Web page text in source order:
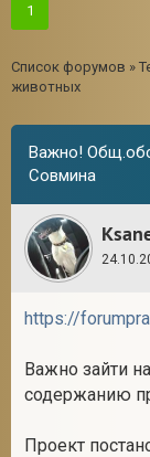
1
Список форумов »
животных
Важно!
Совмина
https://
Важно зайти
содержанию
Проект